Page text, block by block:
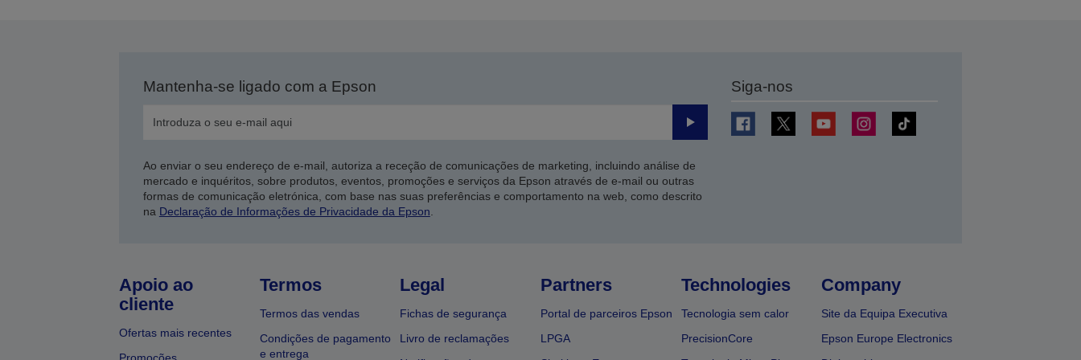
Mantenha-se ligado com a Epson
Enviar
Ao enviar o seu endereço de e-mail, autoriza a receção de comunicações de marketing, incluindo análise de
mercado e inquéritos, sobre produtos, eventos, promoções e serviços da Epson através de e-mail ou outras
formas de comunicação eletrónica, com base nas suas preferências e comportamento na web, como descrito
na Declaração de Informações de Privacidade da Epson.
Siga-nos
Apoio ao
cliente
Ofertas mais recentes
Termos
Termos das vendas
Condições de pagamento
e entrega
Legal
Fichas de segurança
Livro de reclamações
Partners
Portal de parceiros Epson
LPGA
Technologies
Tecnologia sem calor
PrecisionCore
Company
Site da Equipa Executiva
Epson Europe Electronics